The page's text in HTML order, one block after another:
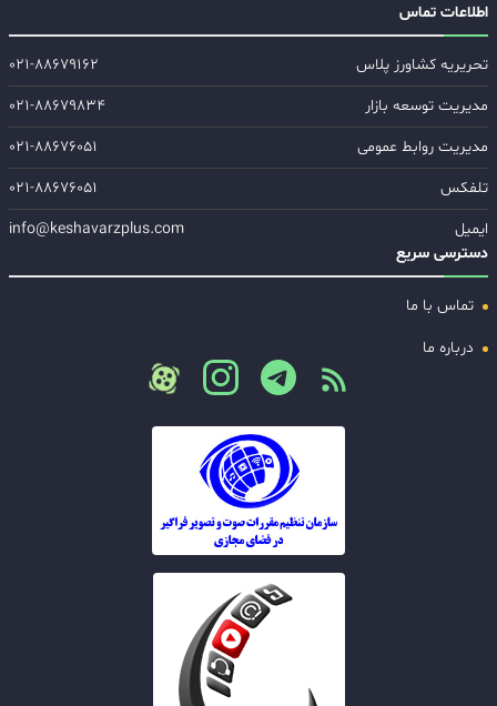
اطلاعات تماس
تحریریه کشاورز پلاس
۰۲۱-۸۸۶۷۹۱۶۲
مدیریت توسعه بازار
۰۲۱-۸۸۶۷۹۸۳۴
مدیریت روابط عمومی
۰۲۱-۸۸۶۷۶۰۵۱
تلفکس
۰۲۱-۸۸۶۷۶۰۵۱
ایمیل
info@keshavarzplus.com
دسترسی سریع
تماس با ما
درباره ما